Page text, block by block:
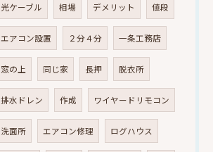
光ケーブル 相場 デメリット 値段
エアコン設置 ２分４分 一条工務店
窓の上 同じ家 長押 脱衣所
排水ドレン 作成 ワイヤードリモコン
洗面所 エアコン修理 ログハウス